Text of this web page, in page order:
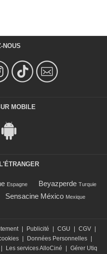
NOUS
MOBILE
Espagne Beyazperde Turquie
Sensacine México Mexique
| Publicité | CGU | CGV |
| Données Personnelles |
| Les services AlloCiné | Gérer Utiq